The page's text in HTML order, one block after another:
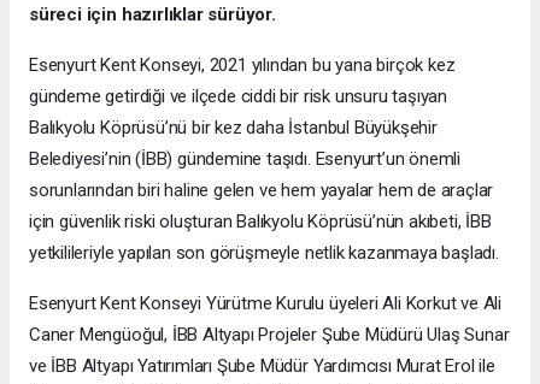
süreci için hazırlıklar sürüyor.
Esenyurt Kent Konseyi, 2021 yılından bu yana birçok kez
gündeme getirdiği ve ilçede ciddi bir risk unsuru taşıyan
Balıkyolu Köprüsü’nü bir kez daha İstanbul Büyükşehir
Belediyesi’nin (İBB) gündemine taşıdı. Esenyurt’un önemli
sorunlarından biri haline gelen ve hem yayalar hem de araçlar
için güvenlik riski oluşturan Balıkyolu Köprüsü’nün akıbeti, İBB
yetkilileriyle yapılan son görüşmeyle netlik kazanmaya başladı.
Esenyurt Kent Konseyi Yürütme Kurulu üyeleri Ali Korkut ve Ali
Caner Mengüoğul, İBB Altyapı Projeler Şube Müdürü Ulaş Sunar
ve İBB Altyapı Yatırımları Şube Müdür Yardımcısı Murat Erol ile